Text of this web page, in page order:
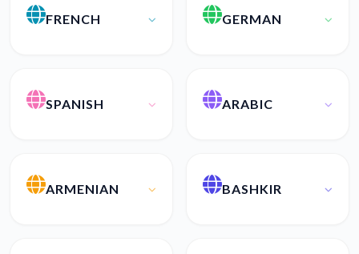
FRENCH GERMAN
SPANISH ARABIC
ARMENIAN BASHKIR